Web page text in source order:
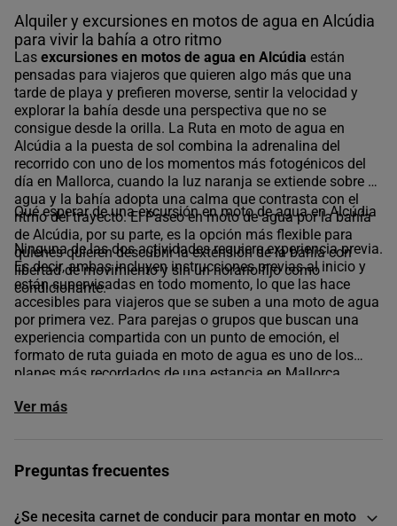
Alquiler y excursiones en motos de agua en Alcúdia
para vivir la bahía a otro ritmo
Las excursiones en motos de agua en Alcúdia están
pensadas para viajeros que quieren algo más que una
tarde de playa y prefieren moverse, sentir la velocidad y
explorar la bahía desde una perspectiva que no se
consigue desde la orilla. La Ruta en moto de agua en
Alcúdia a la puesta de sol combina la adrenalina del
recorrido con uno de los momentos más fotogénicos del
día en Mallorca, cuando la luz naranja se extiende sobre el
agua y la bahía adopta una calma que contrasta con el
ritmo del trayecto. ElPaseo en moto de agua por la bahía
de Alcúdia, por su parte, es la opción más flexible para
quienes quieren descubrir la extensión de la bahía con
libertad de movimiento y sin un horario fijo como
condicionante.
Qué esperar de una excursión en moto de agua en Alcúdia
Ninguna de las dos actividades requiere experiencia previa.
Es decir, ambas incluyen instrucciones previas al inicio y
están supervisadas en todo momento, lo que las hace
accesibles para viajeros que se suben a una moto de agua
por primera vez. Para parejas o grupos que buscan una
experiencia compartida con un punto de emoción, el
formato de ruta guiada en moto de agua es uno de los
planes más recordados de una estancia en Mallorca,
horas de luz del día.
de vivir la bahía, a su ritmo o con el atardecer como
destino.
Ver más
Preguntas frecuentes
¿Se necesita carnet de conducir para montar en moto